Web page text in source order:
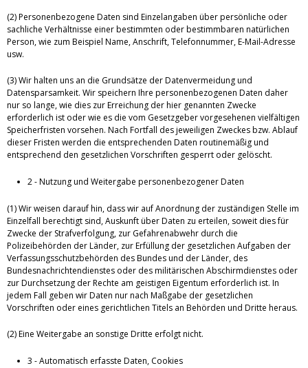
(2) Personenbezogene Daten sind Einzelangaben über persönliche oder
sachliche Verhältnisse einer bestimmten oder bestimmbaren natürlichen
Person, wie zum Beispiel Name, Anschrift, Telefonnummer, E-Mail-Adresse
usw.
(3) Wir halten uns an die Grundsätze der Datenvermeidung und
Datensparsamkeit. Wir speichern Ihre personenbezogenen Daten daher
nur so lange, wie dies zur Erreichung der hier genannten Zwecke
erforderlich ist oder wie es die vom Gesetzgeber vorgesehenen vielfältigen
Speicherfristen vorsehen. Nach Fortfall des jeweiligen Zweckes bzw. Ablauf
dieser Fristen werden die entsprechenden Daten routinemäßig und
entsprechend den gesetzlichen Vorschriften gesperrt oder gelöscht.
2 - Nutzung und Weitergabe personenbezogener Daten
(1) Wir weisen darauf hin, dass wir auf Anordnung der zuständigen Stelle im
Einzelfall berechtigt sind, Auskunft über Daten zu erteilen, soweit dies für
Zwecke der Strafverfolgung, zur Gefahrenabwehr durch die
Polizeibehörden der Länder, zur Erfüllung der gesetzlichen Aufgaben der
Verfassungsschutzbehörden des Bundes und der Länder, des
Bundesnachrichtendienstes oder des militärischen Abschirmdienstes oder
zur Durchsetzung der Rechte am geistigen Eigentum erforderlich ist. In
jedem Fall geben wir Daten nur nach Maßgabe der gesetzlichen
Vorschriften oder eines gerichtlichen Titels an Behörden und Dritte heraus.
(2) Eine Weitergabe an sonstige Dritte erfolgt nicht.
3 - Automatisch erfasste Daten, Cookies